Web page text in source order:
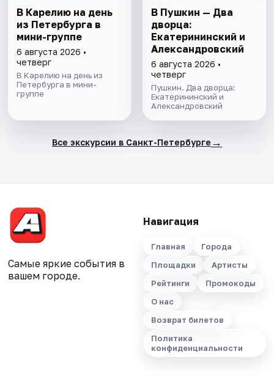
В Карелию на день
из Петербурга в
мини-группе
6 августа 2026 •
четверг
В Карелию на день из
Петербурга в мини-
группе
В Пушкин — Два
дворца:
Екатерининский и
Александровский
6 августа 2026 •
четверг
Пушкин. Два дворца:
Екатерининский и
Александровский
Все экскурсии в Санкт-Петербурге →
Самые яркие события в
вашем городе.
Навигация
Главная
Города
Площадки
Артисты
Рейтинги
Промокоды
О нас
Возврат билетов
Политика
конфиденциальности